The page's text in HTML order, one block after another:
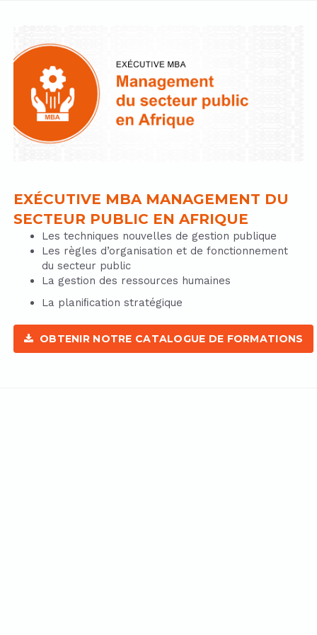
EXÉCUTIVE MBA MANAGEMENT DU
SECTEUR PUBLIC EN AFRIQUE
Les techniques nouvelles de gestion publique
Les règles d’organisation et de fonctionnement
du secteur public
La gestion des ressources humaines
La planiﬁcation stratégique
OBTENIR NOTRE CATALOGUE DE FORMATIONS